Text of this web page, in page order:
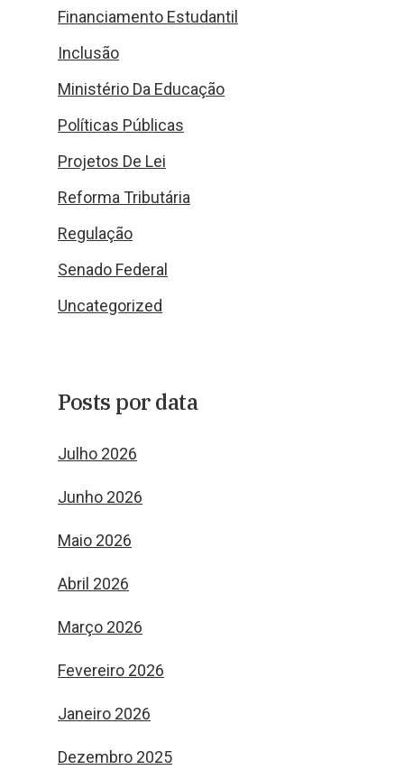
Financiamento Estudantil
Inclusão
Ministério Da Educação
Políticas Públicas
Projetos De Lei
Reforma Tributária
Regulação
Senado Federal
Uncategorized
Posts por data
Julho 2026
Junho 2026
Maio 2026
Abril 2026
Março 2026
Fevereiro 2026
Janeiro 2026
Dezembro 2025